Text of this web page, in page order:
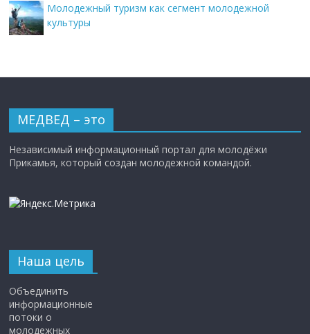
Молодежный туризм как сегмент молодежной
культуры
МЕДВЕД – это
Независимый информационный портал для молодёжи
Прикамья, который создан молодежной командой.
Наша цель
Объединить
информационные
потоки о
молодежных